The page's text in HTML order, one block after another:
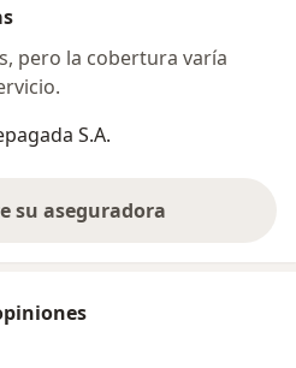
pero la cobertura varía
S.A.
su aseguradora